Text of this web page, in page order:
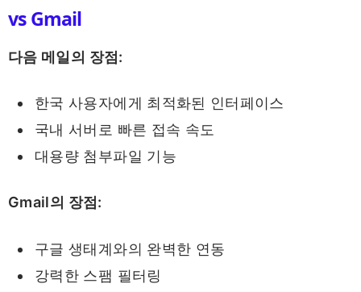
vs Gmail
다음 메일의 장점:
한국 사용자에게 최적화된 인터페이스
국내 서버로 빠른 접속 속도
대용량 첨부파일 기능
Gmail의 장점:
구글 생태계와의 완벽한 연동
강력한 스팸 필터링